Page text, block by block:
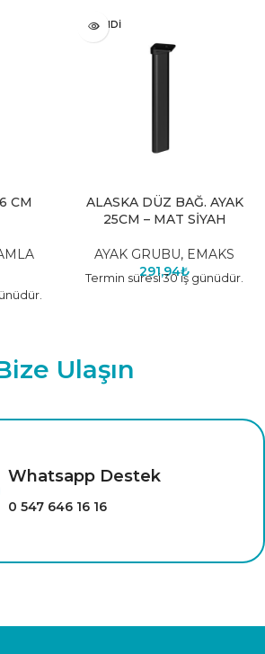
CM
TÜKENDI
ALASKA DÜZ BAĞ. AYAK
25CM – MAT SİYAH
AYAK GRUBU, EMAKS
291,94₺
Termin süresi 30 iş günüdür.
Ulaşın
Whatsapp Destek
0 547 646 16 16